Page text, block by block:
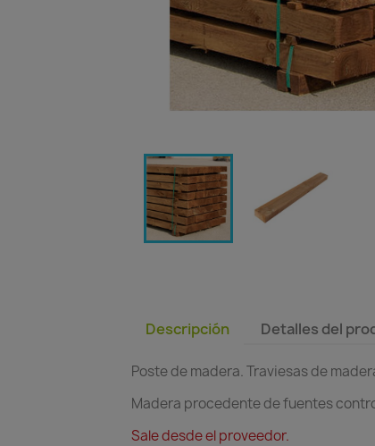
Descripción Detalles del
Poste de madera. Traviesas de
Madera procedente de fuentes
Sale desde el proveedor.